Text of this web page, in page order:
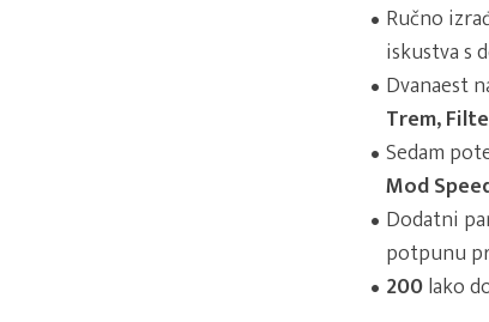
Ručno
iskustva s
Dvanaest
Trem,
Sedam
Mod
Dodatni
potpunu
200lako